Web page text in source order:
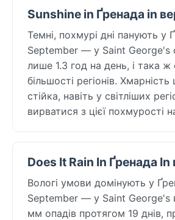
Sunshine in Ґренада in
Темні, похмурі дні панують у
September — у Saint George's
лише 1.3 год на день, і така ж
більшості регіонів. Хмарність
стійка, навіть у світліших
вирватися з цієї похмурості
Does It Rain In Ґренада In
Вологі умови домінують у
September — у Saint George's
мм опадів протягом 19 днів,